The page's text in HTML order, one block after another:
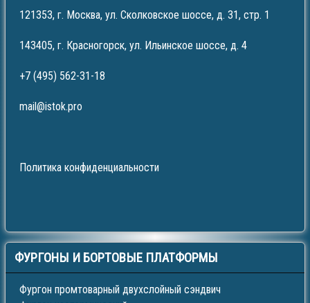
121353, г. Москва, ул. Сколковское шоссе, д. 31, стр. 1
143405, г. Красногорск, ул. Ильинское шоссе, д. 4
+7 (495) 562-31-18
mail@istok.pro
Политика конфиденциальности
ФУРГОНЫ И БОРТОВЫЕ ПЛАТФОРМЫ
Фургон промтоварный двухслойный сэндвич